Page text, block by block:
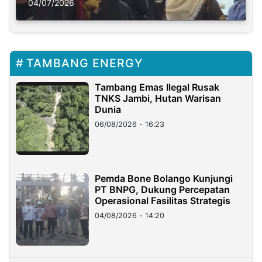
Solusi Krisis Iklim
04/07/2026
TAMBANG ENERGY
Tambang Emas Ilegal Rusak
TNKS Jambi, Hutan Warisan
Dunia
06/08/2026 - 16:23
Pemda Bone Bolango Kunjungi
PT BNPG, Dukung Percepatan
Operasional Fasilitas Strategis
04/08/2026 - 14:20